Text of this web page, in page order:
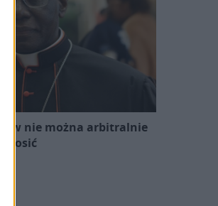
nie można arbitralnie
znosić